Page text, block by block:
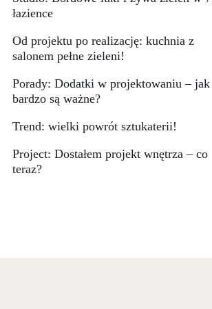
łazience
Od projektu po realizację: kuchnia z
salonem pełne zieleni!
Porady: Dodatki w projektowaniu – jak
bardzo są ważne?
Trend: wielki powrót sztukaterii!
Project: Dostałem projekt wnętrza – co
teraz?